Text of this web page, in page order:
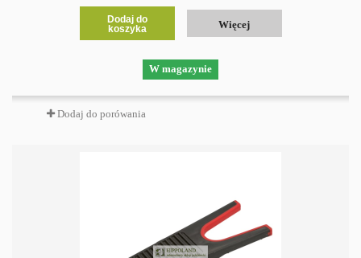
Dodaj do
koszyka
Więcej
W magazynie
Dodaj do porówania